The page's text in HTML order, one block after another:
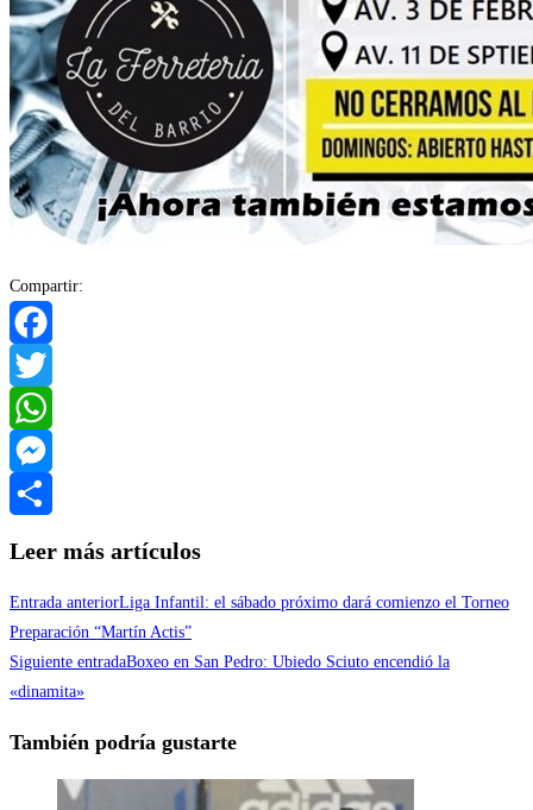
Compartir:
Facebook
Twitter
WhatsApp
Messenger
Leer más artículos
Entrada anteriorLiga Infantil: el sábado próximo dará comienzo el Torneo
Preparación “Martín Actis”
Siguiente entradaBoxeo en San Pedro: Ubiedo Sciuto encendió la
«dinamita»
También podría gustarte